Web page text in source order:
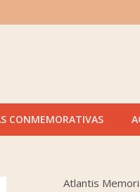
CONMEMORATIVAS
Atlantis